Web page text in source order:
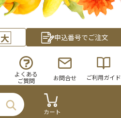
大 申込番号でご注文
よくある
ご質問
お問合せ ご利用ガイド
カート